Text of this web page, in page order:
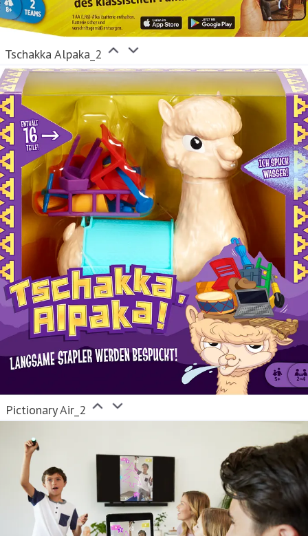
Tschakka Alpaka_2
Pictionary Air_2